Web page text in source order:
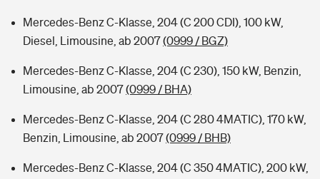
Mercedes-Benz C-Klasse, 204 (C 200 CDI), 100 kW,
Diesel, Limousine, ab 2007(0999 / BGZ)
Mercedes-Benz C-Klasse, 204 (C 230), 150 kW, Benzin,
Limousine, ab 2007(0999 / BHA)
Mercedes-Benz C-Klasse, 204 (C 280 4MATIC), 170 kW,
Benzin, Limousine, ab 2007(0999 / BHB)
Mercedes-Benz C-Klasse, 204 (C 350 4MATIC), 200 kW,